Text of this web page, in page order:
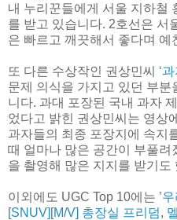
내 누리꾼들에게 서울 지하철
를 받고 있습니다. 2호선은 서
은 빠르고 깨끗해서 좋다며 예
또 다른 수상작인 권상민씨 ‘
문제 의식을 가지고 있던 부
니다. 과대 포장된 국내 과자
었다고 밝힌 권상민씨는 영상
과자들의 최종 포장지에 속지
때 얼마나 많은 공간이 부풀
을 촬영해 많은 지지를 받기도
이외에도 UGC Top 10에는 ’
[SNUV][M/V] 총장실 프리덤,